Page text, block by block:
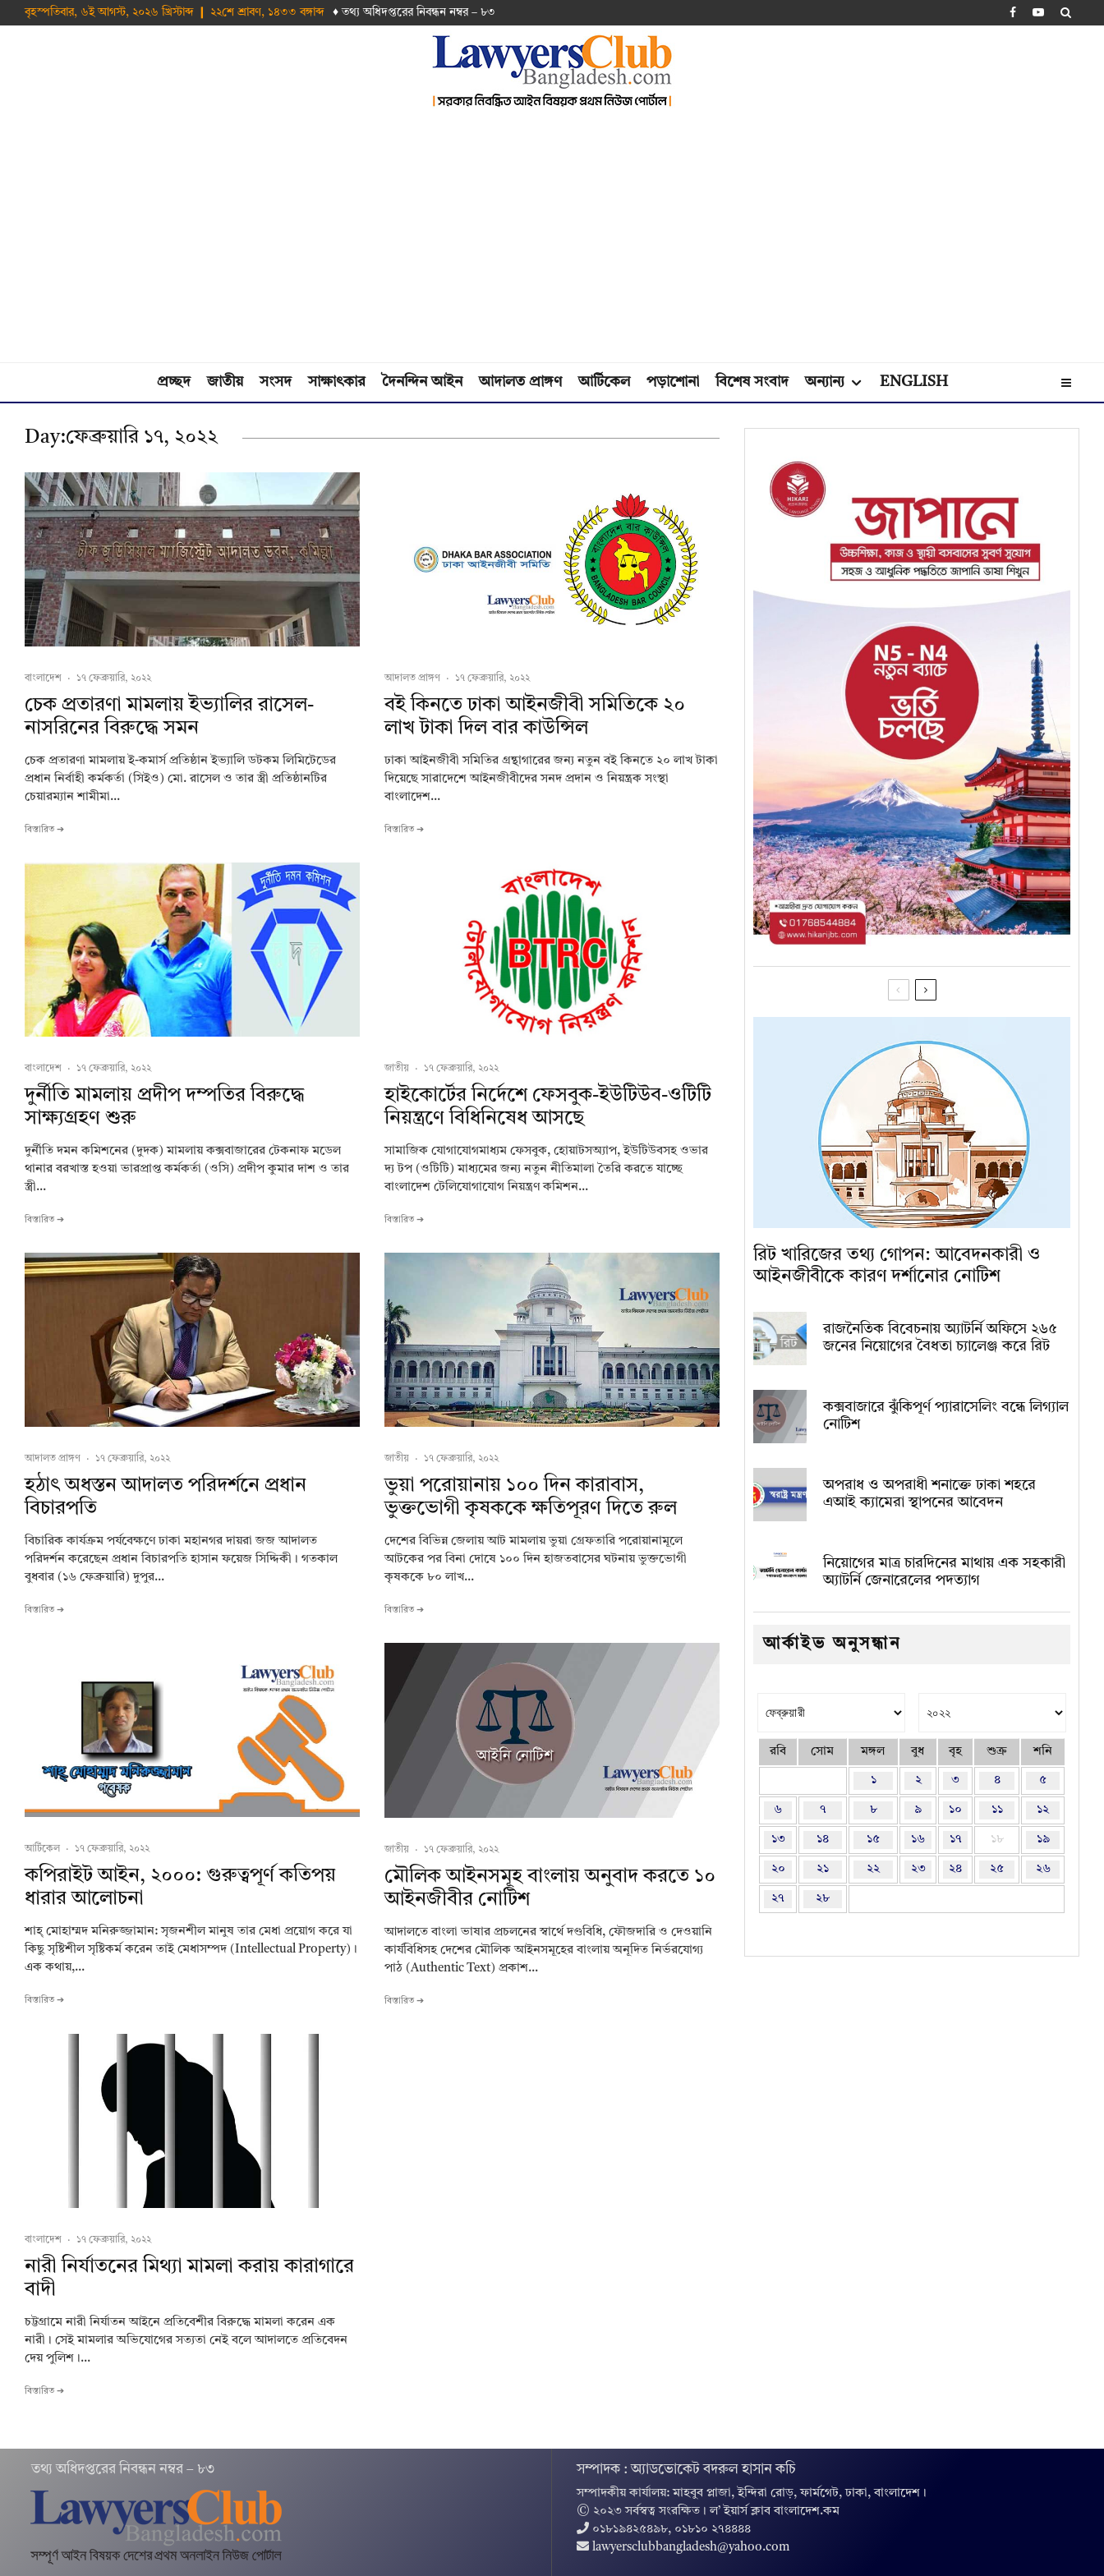
বৃহস্পতিবার, ৬ই আগস্ট, ২০২৬ খ্রিস্টাব্দ ❙ ২২শে শ্রাবণ, ১৪৩৩ বঙ্গাব্দ ♦ তথ‌্য অ‌ধিদপ্ত‌রের নিবন্ধন নম্বর – ৮৩
প্রচ্ছদ জাতীয় সংসদ সাক্ষাৎকার দৈনন্দিন আইন আদালত প্রাঙ্গণ আর্টিকেল পড়াশোনা বিশেষ সংবাদ অন্যান্য ENGLISH
Day:ফেব্রুয়ারি ১৭, ২০২২
বাংলাদেশ · ১৭ ফেব্রুয়ারি, ২০২২
চেক প্রতারণা মামলায় ইভ্যালির রাসেল-
নাসরিনের বিরুদ্ধে সমন
চেক প্রতারণা মামলায় ই-কমার্স প্রতিষ্ঠান ইভ্যালি ডটকম লিমিটেডের
প্রধান নির্বাহী কর্মকর্তা (সিইও) মো. রাসেল ও তার স্ত্রী প্রতিষ্ঠানটির
চেয়ারম্যান শামীমা...
বিস্তারিত ➔
আদালত প্রাঙ্গণ · ১৭ ফেব্রুয়ারি, ২০২২
বই কিনতে ঢাকা আইনজীবী সমিতিকে ২০
লাখ টাকা দিল বার কাউন্সিল
ঢাকা আইনজীবী সমিতির গ্রন্থাগারের জন্য নতুন বই কিনতে ২০ লাখ টাকা
দিয়েছে সারাদেশে আইনজীবীদের সনদ প্রদান ও নিয়ন্ত্রক সংস্থা
বাংলাদেশ...
বিস্তারিত ➔
বাংলাদেশ · ১৭ ফেব্রুয়ারি, ২০২২
দুর্নীতি মামলায় প্রদীপ দম্পতির বিরুদ্ধে
সাক্ষ্যগ্রহণ শুরু
দুর্নীতি দমন কমিশনের (দুদক) মামলায় কক্সবাজারের টেকনাফ মডেল
থানার বরখাস্ত হওয়া ভারপ্রাপ্ত কর্মকর্তা (ওসি) প্রদীপ কুমার দাশ ও তার
স্ত্রী...
বিস্তারিত ➔
জাতীয় · ১৭ ফেব্রুয়ারি, ২০২২
হাইকোর্টের নির্দেশে ফেসবুক-ইউটিউব-ওটিটি
নিয়ন্ত্রণে বিধিনিষেধ আসছে
সামাজিক যোগাযোগমাধ্যম ফেসবুক, হোয়াটসঅ্যাপ, ইউটিউবসহ ওভার
দ্য টপ (ওটিটি) মাধ্যমের জন্য নতুন নীতিমালা তৈরি করতে যাচ্ছে
বাংলাদেশ টেলিযোগাযোগ নিয়ন্ত্রণ কমিশন...
বিস্তারিত ➔
আদালত প্রাঙ্গণ · ১৭ ফেব্রুয়ারি, ২০২২
হঠাৎ অধস্তন আদালত পরিদর্শনে প্রধান
বিচারপতি
বিচারিক কার্যক্রম পর্যবেক্ষণে ঢাকা মহানগর দায়রা জজ আদালত
পরিদর্শন করেছেন প্রধান বিচারপতি হাসান ফয়েজ সিদ্দিকী। গতকাল
বুধবার (১৬ ফেব্রুয়ারি) দুপুর...
বিস্তারিত ➔
জাতীয় · ১৭ ফেব্রুয়ারি, ২০২২
ভুয়া পরোয়ানায় ১০০ দিন কারাবাস,
ভুক্তভোগী কৃষককে ক্ষতিপূরণ দিতে রুল
দেশের বিভিন্ন জেলায় আট মামলায় ভুয়া গ্রেফতারি পরোয়ানামূলে
আটকের পর বিনা দোষে ১০০ দিন হাজতবাসের ঘটনায় ভুক্তভোগী
কৃষককে ৮০ লাখ...
বিস্তারিত ➔
আর্টিকেল · ১৭ ফেব্রুয়ারি, ২০২২
কপিরাইট আইন, ২০০০: গুরুত্বপূর্ণ কতিপয়
ধারার আলোচনা
শাহ্ মোহাম্মদ মনিরুজ্জামান: সৃজনশীল মানুষ তার মেধা প্রয়োগ করে যা
কিছু সৃষ্টিশীল সৃষ্টিকর্ম করেন তাই মেধাসম্পদ (Intellectual Property)।
এক কথায়,...
বিস্তারিত ➔
জাতীয় · ১৭ ফেব্রুয়ারি, ২০২২
মৌলিক আইনসমূহ বাংলায় অনুবাদ করতে ১০
আইনজীবীর নোটিশ
আদালতে বাংলা ভাষার প্রচলনের স্বার্থে দণ্ডবিধি, ফৌজদারি ও দেওয়ানি
কার্যবিধিসহ দেশের মৌলিক আইনসমূহের বাংলায় অনূদিত নির্ভরযোগ্য
পাঠ (Authentic Text) প্রকাশ...
বিস্তারিত ➔
বাংলাদেশ · ১৭ ফেব্রুয়ারি, ২০২২
নারী নির্যাতনের মিথ্যা মামলা করায় কারাগারে
বাদী
চট্টগ্রামে নারী নির্যাতন আইনে প্রতিবেশীর বিরুদ্ধে মামলা করেন এক
নারী। সেই মামলার অভিযোগের সত্যতা নেই বলে আদালতে প্রতিবেদন
দেয় পুলিশ।...
বিস্তারিত ➔
রিট খারিজের তথ্য গোপন: আবেদনকারী ও
আইনজীবীকে কারণ দর্শানোর নোটিশ
রাজনৈতিক বিবেচনায় অ‍্যাটর্নি অফিসে ২৬৫
জনের নিয়োগের বৈধতা চ্যালেঞ্জ করে রিট
কক্সবাজারে ঝুঁকিপূর্ণ প্যারাসেলিং বন্ধে লিগ্যাল
নোটিশ
অপরাধ ও অপরাধী শনাক্তে ঢাকা শহরে
এআই ক্যামেরা স্থাপনের আবেদন
নিয়োগের মাত্র চারদিনের মাথায় এক সহকারী
অ্যাটর্নি জেনারেলের পদত্যাগ
আর্কাইভ অনুসন্ধান
রবি সোম মঙ্গল বুধ বৃহ শুক্র শনি
১ ২ ৩ ৪ ৫
৬ ৭ ৮ ৯ ১০ ১১ ১২
১৩ ১৪ ১৫ ১৬ ১৭ ১৮ ১৯
২০ ২১ ২২ ২৩ ২৪ ২৫ ২৬
২৭ ২৮
তথ‌্য অ‌ধিদপ্ত‌রের নিবন্ধন নম্বর – ৮৩ সম্পাদক : অ্যাডভোকেট বদরুল হাসান কচি
সম্পাদকীয় কার্যালয়: মাহবুব প্লাজা, ইন্দিরা রোড়, ফার্মগেট, ঢাকা, বাংলাদেশ।
© ২০২৩ সর্বস্বত্ব সংরক্ষিত । ল’ ইয়ার্স ক্লাব বাংলাদেশ.কম
০১৮১৯৪২৫৪৯৮, ০১৮১০ ২৭৪৪৪৪
lawyersclubbangladesh@yahoo.com